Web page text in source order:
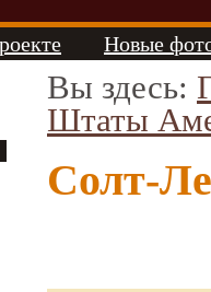
Новые
Вы здесь:
Штаты
Солт-